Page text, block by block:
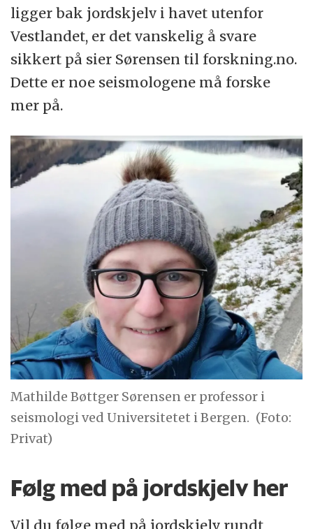
ligger bak jordskjelv i havet utenfor
Vestlandet, er det vanskelig å svare
sikkert på sier Sørensen til forskning.no.
Dette er noe seismologene må forske
mer på.
Mathilde Bøttger Sørensen er professor i
seismologi ved Universitetet i Bergen. (Foto:
Privat)
Følg med på jordskjelv her
Vil du følge med på jordskjelv rundt